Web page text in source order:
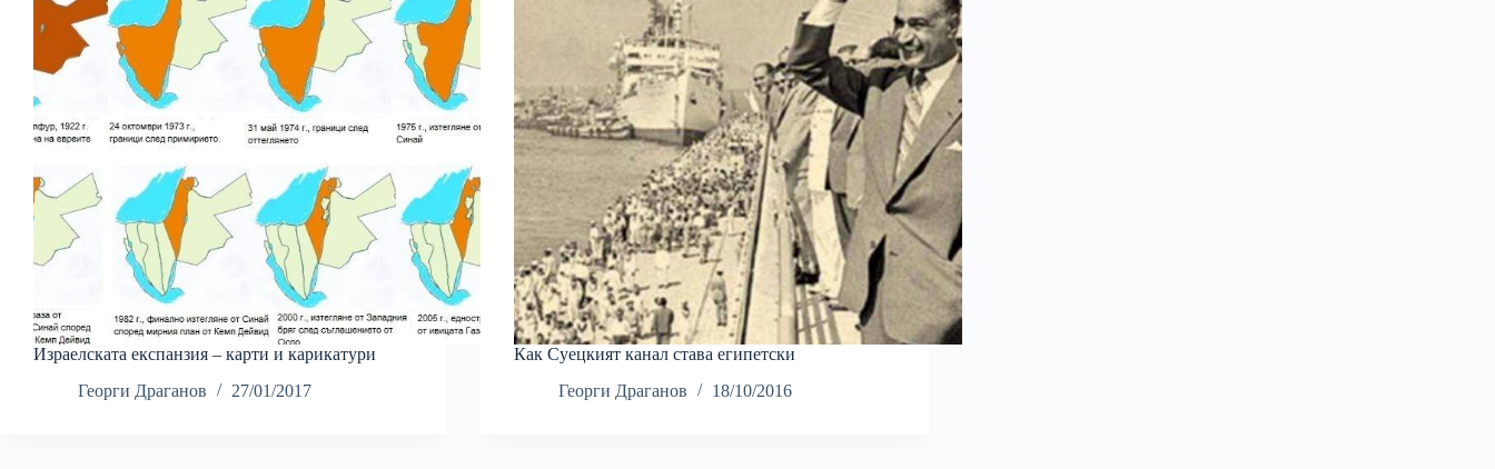
Израелската експанзия – карти и карикатури
Георги Драганов
27/01/2017
Как Суецкият канал става египетски
Георги Драганов
18/10/2016